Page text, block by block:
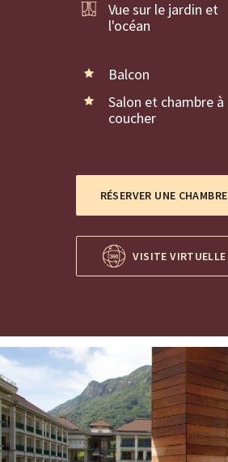
Vue sur le jardin et
l'océan
Balcon
Salon et chambre à
coucher
RÉSERVER UNE CHAMBRE
VISITE VIRTUELLE